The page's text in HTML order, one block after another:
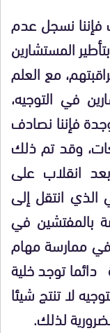
فإننا نسجل عدم
المستشارين
مع العلم
في التوجيه،
فإننا نصادف
وقد تم ذلك
تفعيل المذكرة 117، بعد انقلاب على
الذي انتقل إلى
بالمفتشين في
في ممارسة مهام
دائما توجد خلية
لا تنتج شيئا
لذلك.